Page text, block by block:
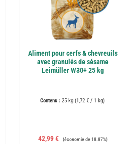
Aliment pour cerfs & chevreuils
avec granulés de sésame
Leimüller W30+ 25 kg
Contenu : 25 kg (1,72 € / 1 kg)
Prix de vente :
42,99 € Prix régulier :
(économie de 18.87%)